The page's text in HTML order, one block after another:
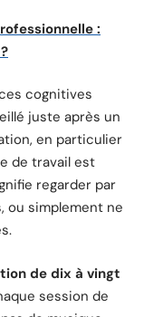
:
cognitives
juste après un
en particulier
de travail est
regarder par
ou simplement ne
de dix à vingt
session de